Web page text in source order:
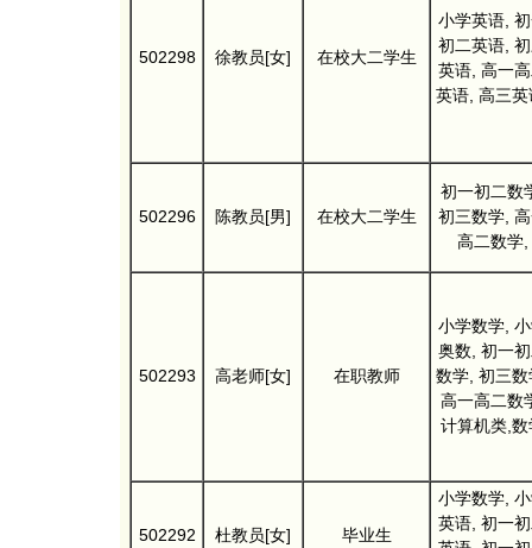
502298 徐教员[女] 在校大二学生
小学英语,
初二英语,
英语, 高一
英语, 高三英
502296 陈教员[男] 在校大二学生
初一初二数
初三数学,
高二数学,
502293 高老师[女] 在职教师
小学数学,
奥数, 初一
数学, 初三数
高一高二数
计算机类,数
502292 杜教员[女] 毕业生
小学数学,
英语, 初一